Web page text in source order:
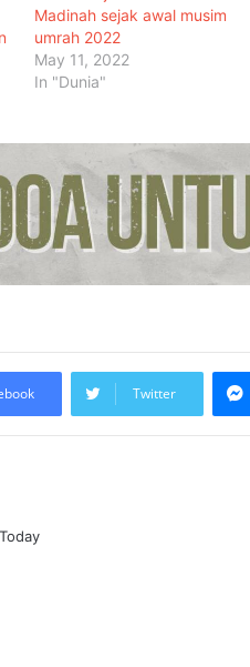
Madinah sejak awal musim
umrah 2022
May 11, 2022
In "Dunia"
Twitter
Nurul
Jawatan
Saifuddin
Impak
Petrol
Jelajah
Bermula
Ekonomi
Kongres
Malaysia-